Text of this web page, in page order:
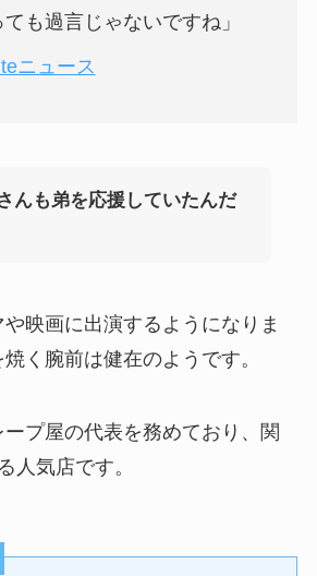
も過言じゃないですね」
ニュース
んも弟を応援していたんだ
映画に出演するようになりま
く腕前は健在のようです。
プ屋の代表を務めており、関
人気店です。